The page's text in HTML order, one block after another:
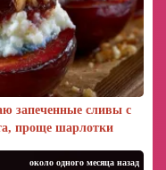
запеченные сливы с
проще шарлотки
около одного месяца назад